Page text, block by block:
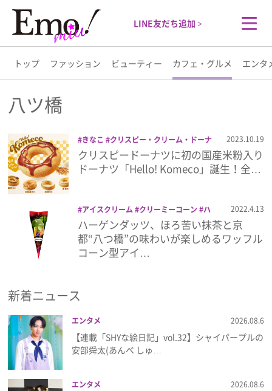
LINE友だち追加 >
トップ ファッション ビューティー カフェ・グルメ エンタ
トップ
ファッション
ビューティー
カフェ・グルメ
エンタメ
プレゼント
インタビュー
フィルム
八ツ橋
きなこ
クリスピー・クリーム・ドーナ
ツ スイーツ チーズ ドーナツ みたら
し
八ツ橋 栗
2023.10.19
クリスピードーナツに初の国産米粉入り
ドーナツ「Hello! Komeco」誕生！全…
アイスクリーム クリーミーコーン
ハ
ーゲンダッツ 八ツ橋 抹茶 新商品
2022.4.13
ハーゲンダッツ、ほろ苦い抹茶と京
都“八つ橋”の味わいが楽しめるワッフル
コーン型アイ…
新着ニュース
エンタメ 2026.08.6
【連載「SHYな絵日記」vol.32】シャイパープルの
安部舜太(あんべ しゅ…
エンタメ 2026.08.6